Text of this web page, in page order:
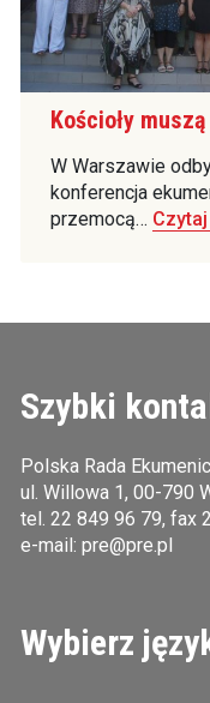
Kościoły
W Warszawie
konferencja
przemocą…
Szybki
Polska Rada
ul. Willowa 1, 00-790
tel. 22 849 96 79, fax
e-mail: pre@pre.pl
Wybierz